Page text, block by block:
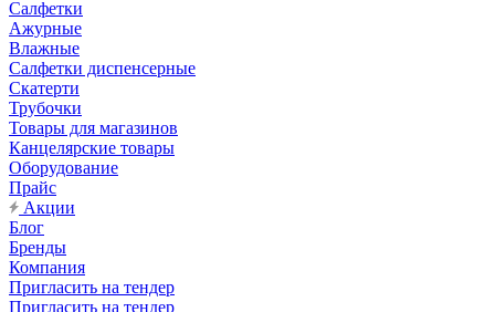
Салфетки
Ажурные
Влажные
Салфетки диспенсерные
Скатерти
Трубочки
Товары для магазинов
Канцелярские товары
Оборудование
Прайс
Акции
Блог
Бренды
Компания
Пригласить на тендер
Пригласить на тендер